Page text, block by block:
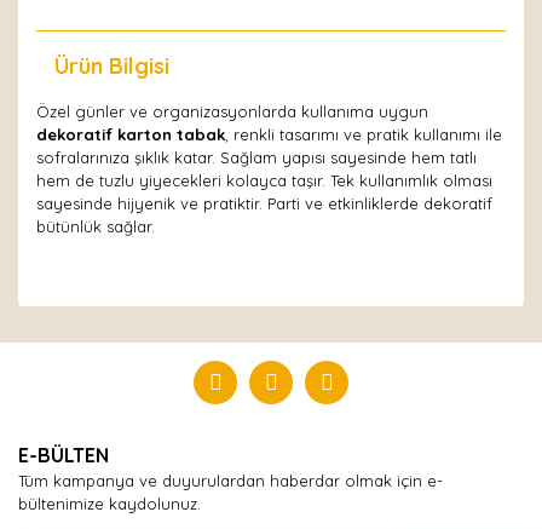
Ürün Bilgisi
Özel günler ve organizasyonlarda kullanıma uygun
dekoratif karton tabak , renkli tasarımı ve pratik kullanımı ile
sofralarınıza şıklık katar. Sağlam yapısı sayesinde hem tatlı
hem de tuzlu yiyecekleri kolayca taşır. Tek kullanımlık olması
sayesinde hijyenik ve pratiktir. Parti ve etkinliklerde dekoratif
bütünlük sağlar.
Yorum Yaz
E-BÜLTEN
Tüm kampanya ve duyurulardan haberdar olmak için e-
bültenimize kaydolunuz.